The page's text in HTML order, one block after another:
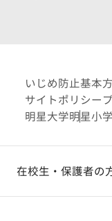
いじめ防止基本
サイトポリシー
明星大学明星小
在校生・保護者の